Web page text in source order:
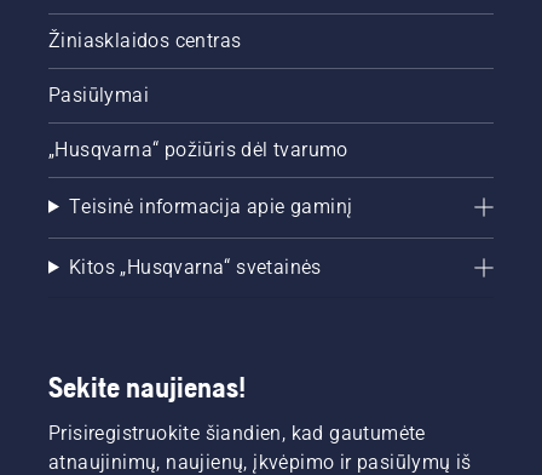
Žiniasklaidos centras
Pasiūlymai
„Husqvarna“ požiūris dėl tvarumo
Teisinė informacija apie gaminį
Kitos „Husqvarna“ svetainės
Sekite naujienas!
Prisiregistruokite šiandien, kad gautumėte
atnaujinimų, naujienų, įkvėpimo ir pasiūlymų iš